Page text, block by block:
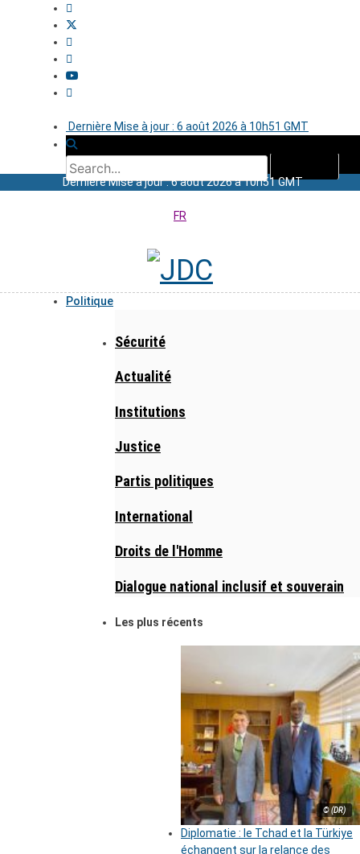
Dernière Mise à jour : 6 août 2026 à 10h51 GMT
Dernière Mise à jour : 6 août 2026 à 10h51 GMT
FR
Politique
Sécurité
Actualité
Institutions
Justice
Partis politiques
International
Droits de l'Homme
Dialogue national inclusif et souverain
Les plus récents
© (DR)
Diplomatie : le Tchad et la Türkiye
échangent sur la relance des